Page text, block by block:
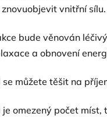
vnitřní sílu.
bude věnován
a obnovení
se můžete těšit na
je omezený počet